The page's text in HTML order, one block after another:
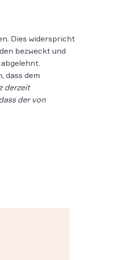
Dies widerspricht
bezweckt und
dass dem
derzeit
der von